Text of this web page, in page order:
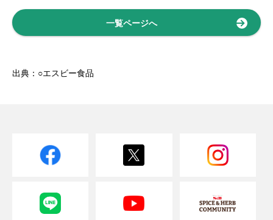
一覧ページへ
出典：○エスビー食品